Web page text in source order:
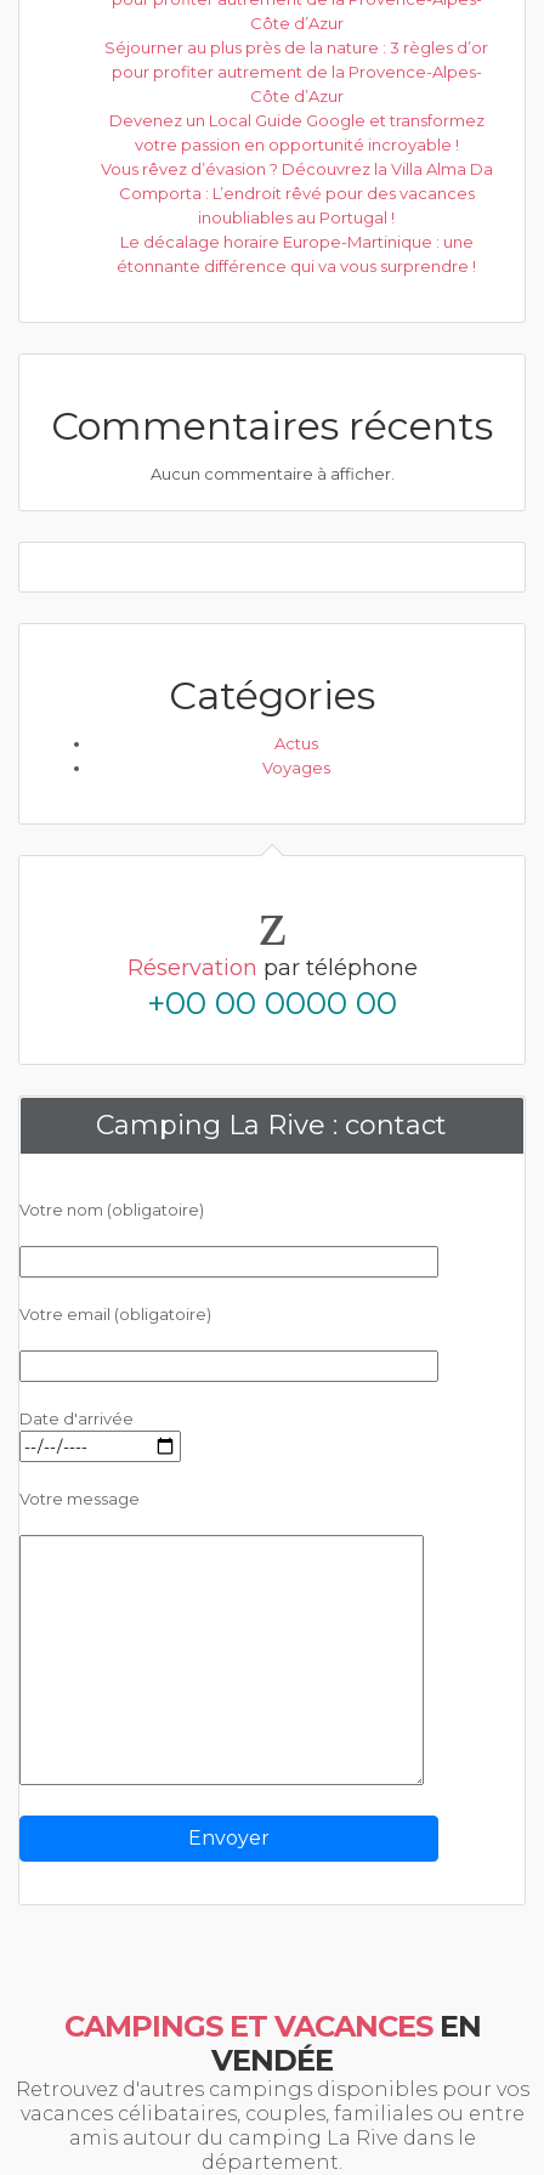
Côte d’Azur
Séjourner au plus près de la nature : 3 règles d’or
pour profiter autrement de la Provence-Alpes-
Côte d’Azur
Devenez un Local Guide Google et transformez
votre passion en opportunité incroyable !
Vous rêvez d’évasion ? Découvrez la Villa Alma Da
Comporta : L’endroit rêvé pour des vacances
inoubliables au Portugal !
Le décalage horaire Europe-Martinique : une
étonnante différence qui va vous surprendre !
Commentaires récents
Aucun commentaire à afficher.
Catégories
Actus
Voyages
Réservation par téléphone
+00 00 0000 00
Camping La Rive : contact
Votre nom (obligatoire)
Votre email (obligatoire)
Date d'arrivée
Votre message
CAMPINGS ET VACANCESEN
VENDÉE
Retrouvez d'autres campings disponibles pour vos
vacances célibataires, couples, familiales ou entre
amis autour du camping La Rive dans le
département.